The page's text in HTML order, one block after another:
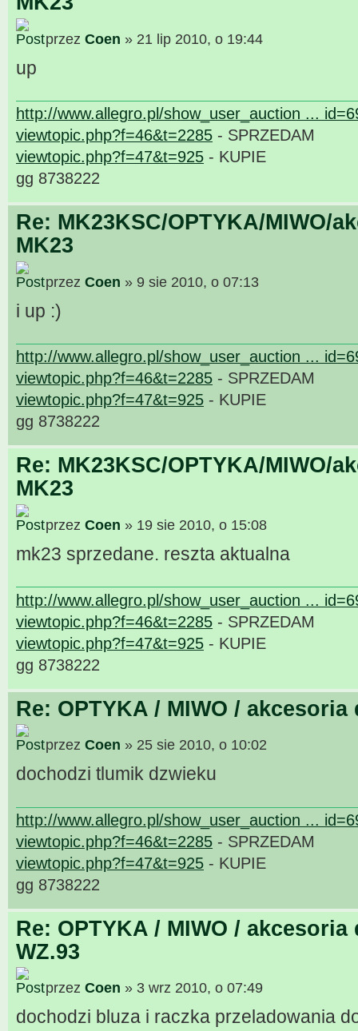
przez Coen » 21 lip 2010, o 19:44
up
http://www.allegro.pl/show_user_auction ...
viewtopic.php?f=46&t=2285 - SPRZEDAM
viewtopic.php?f=47&t=925 - KUPIE
gg 8738222
Re: MK23KSC/OPTYKA/MIWO/
MK23
przez Coen » 9 sie 2010, o 07:13
i up :)
http://www.allegro.pl/show_user_auction ...
viewtopic.php?f=46&t=2285 - SPRZEDAM
viewtopic.php?f=47&t=925 - KUPIE
gg 8738222
Re: MK23KSC/OPTYKA/MIWO/
MK23
przez Coen » 19 sie 2010, o 15:08
mk23 sprzedane. reszta aktualna
http://www.allegro.pl/show_user_auction ...
viewtopic.php?f=46&t=2285 - SPRZEDAM
viewtopic.php?f=47&t=925 - KUPIE
gg 8738222
Re: OPTYKA / MIWO / akcesoria
przez Coen » 25 sie 2010, o 10:02
dochodzi tlumik dzwieku
http://www.allegro.pl/show_user_auction ...
viewtopic.php?f=46&t=2285 - SPRZEDAM
viewtopic.php?f=47&t=925 - KUPIE
gg 8738222
Re: OPTYKA / MIWO / akcesoria
WZ.93
przez Coen » 3 wrz 2010, o 07:49
dochodzi bluza i raczka przeladowania